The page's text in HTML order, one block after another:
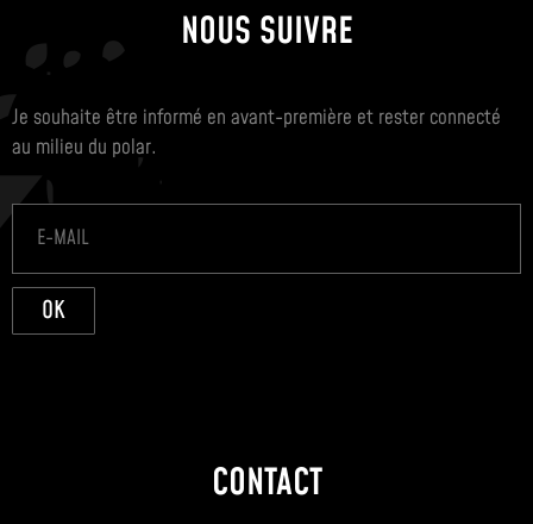
NOUS SUIVRE
Je souhaite être informé en avant-première et rester connecté
au milieu du polar.
OK
CONTACT